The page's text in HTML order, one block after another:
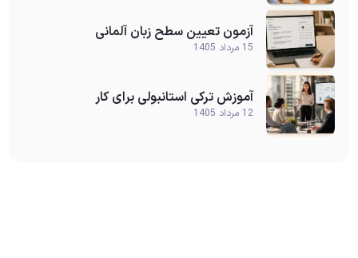
آزمون تعیین سطح زبان آلمانی
15 مرداد 1405
آموزش ترکی استانبولی برای کار
12 مرداد 1405